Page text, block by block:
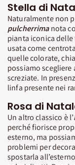
Stella di
Naturalmente non
pulcherrimanota
pianta iconica
usata come
quelle colorate,
possiamo scegliere
screziate. In
linfa presente nei
Rosa di
Un altro classico è l’
perché fiorisce
esterno, ma
problemi per
spostarla